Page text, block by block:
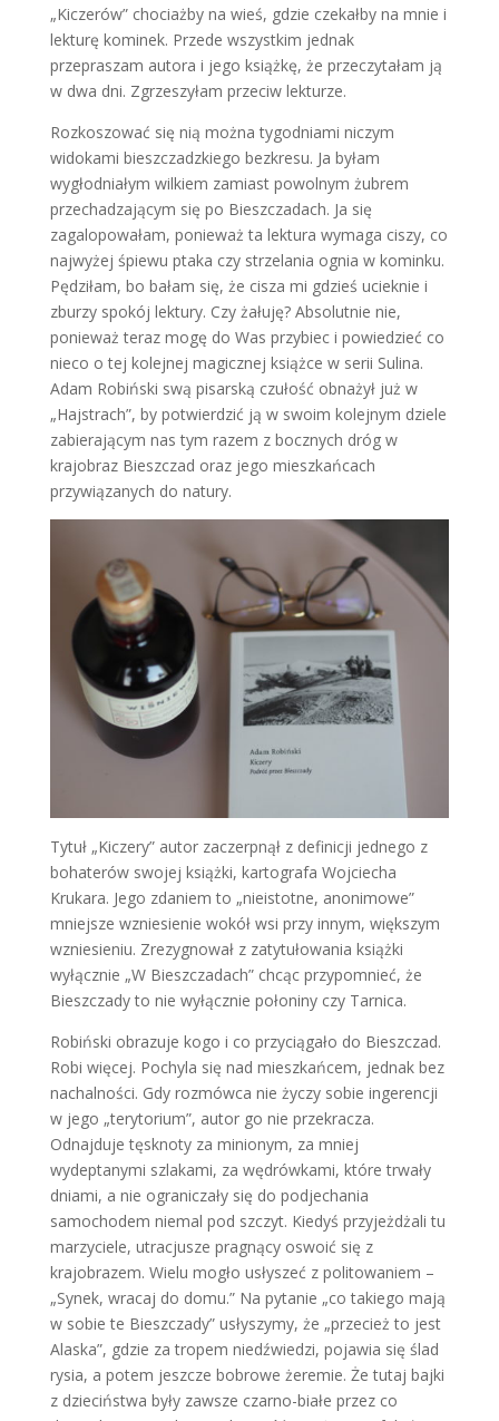
„Kiczerów” chociażby na wieś, gdzie czekałby na mnie i
lekturę kominek. Przede wszystkim jednak
przepraszam autora i jego książkę, że przeczytałam ją
w dwa dni. Zgrzeszyłam przeciw lekturze.
Rozkoszować się nią można tygodniami niczym
widokami bieszczadzkiego bezkresu. Ja byłam
wygłodniałym wilkiem zamiast powolnym żubrem
przechadzającym się po Bieszczadach. Ja się
zagalopowałam, ponieważ ta lektura wymaga ciszy, co
najwyżej śpiewu ptaka czy strzelania ognia w kominku.
Pędziłam, bo bałam się, że cisza mi gdzieś ucieknie i
zburzy spokój lektury. Czy żałuję? Absolutnie nie,
ponieważ teraz mogę do Was przybiec i powiedzieć co
nieco o tej kolejnej magicznej książce w serii Sulina.
Adam Robiński swą pisarską czułość obnażył już w
„Hajstrach”, by potwierdzić ją w swoim kolejnym dziele
zabierającym nas tym razem z bocznych dróg w
krajobraz Bieszczad oraz jego mieszkańcach
przywiązanych do natury.
Tytuł „Kiczery” autor zaczerpnął z definicji jednego z
bohaterów swojej książki, kartografa Wojciecha
Krukara. Jego zdaniem to „nieistotne, anonimowe”
mniejsze wzniesienie wokół wsi przy innym, większym
wzniesieniu. Zrezygnował z zatytułowania książki
wyłącznie „W Bieszczadach” chcąc przypomnieć, że
Bieszczady to nie wyłącznie połoniny czy Tarnica.
Robiński obrazuje kogo i co przyciągało do Bieszczad.
Robi więcej. Pochyla się nad mieszkańcem, jednak bez
nachalności. Gdy rozmówca nie życzy sobie ingerencji
w jego „terytorium”, autor go nie przekracza.
Odnajduje tęsknoty za minionym, za mniej
wydeptanymi szlakami, za wędrówkami, które trwały
dniami, a nie ograniczały się do podjechania
samochodem niemal pod szczyt. Kiedyś przyjeżdżali tu
marzyciele, utracjusze pragnący oswoić się z
krajobrazem. Wielu mogło usłyszeć z politowaniem –
„Synek, wracaj do domu.” Na pytanie „co takiego mają
w sobie te Bieszczady” usłyszymy, że „przecież to jest
Alaska”, gdzie za tropem niedźwiedzi, pojawia się ślad
rysia, a potem jeszcze bobrowe żeremie. Że tutaj bajki
z dzieciństwa były zawsze czarno-białe przez co